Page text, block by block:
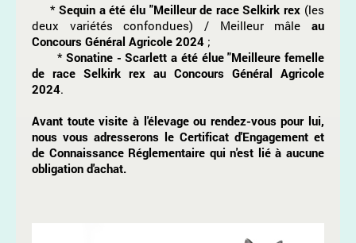
* Sequin a été élu "Meilleur de race Selkirk rex (les
deux variétés confondues) / Meilleur mâle au
Concours Général Agricole 2024 ;
* Sonatine - Scarlett a été élue "Meilleure femelle
de race Selkirk rex au Concours Général Agricole
2024.
Avant toute visite à l'élevage ou rendez-vous pour lui,
nous vous adresserons le Certificat d'Engagement et
de Connaissance Réglementaire qui n'est lié à aucune
obligation d'achat.